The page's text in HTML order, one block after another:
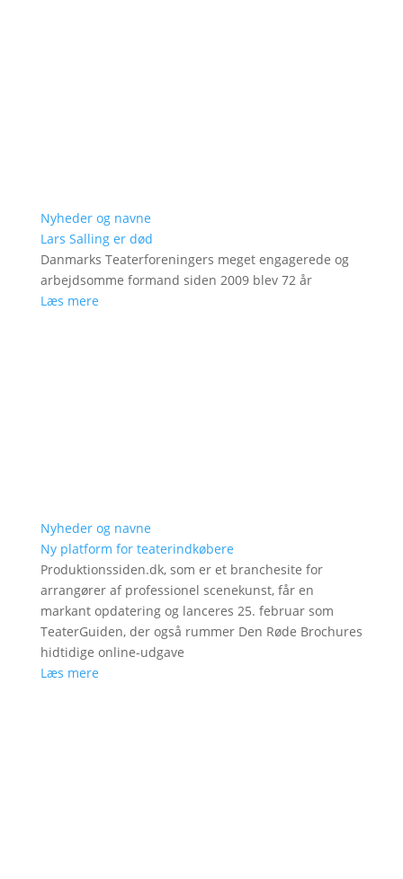
Nyheder og navne
Lars Salling er død
Danmarks Teaterforeningers meget engagerede og
arbejdsomme formand siden 2009 blev 72 år
Læs mere
Nyheder og navne
Ny platform for teaterindkøbere
Produktionssiden.dk, som er et branchesite for
arrangører af professionel scenekunst, får en
markant opdatering og lanceres 25. februar som
TeaterGuiden, der også rummer Den Røde Brochures
hidtidige online-udgave
Læs mere